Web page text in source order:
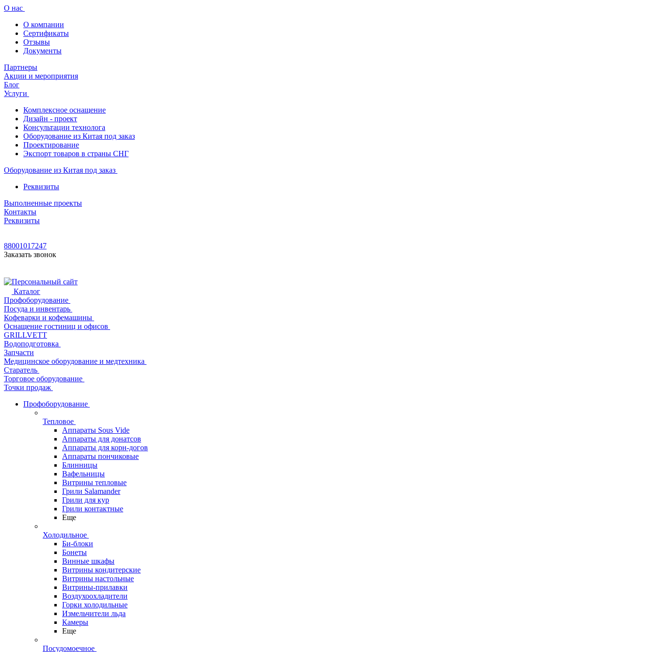
О нас
О компании
Сертификаты
Отзывы
Документы
Партнеры
Акции и мероприятия
Блог
Услуги
Комплексное оснащение
Дизайн - проект
Консультации технолога
Оборудование из Китая под заказ
Проектирование
Экспорт товаров в страны СНГ
Оборудование из Китая под заказ
Реквизиты
Выполненные проекты
Контакты
Реквизиты
88001017247
Заказать звонок
Каталог
Профоборудование
Посуда и инвентарь
Кофеварки и кофемашины
Оснащение гостиниц и офисов
GRILLVETT
Водоподготовка
Запчасти
Медицинское оборудование и медтехника
Старатель
Торговое оборудование
Точки продаж
Профоборудование
Тепловое
Аппараты Sous Vide
Аппараты для донатсов
Аппараты для корн-догов
Аппараты пончиковые
Блинницы
Вафельницы
Витрины тепловые
Грили Salamander
Грили для кур
Грили контактные
Еще
Холодильное
Би-блоки
Бонеты
Винные шкафы
Витрины кондитерские
Витрины настольные
Витрины-прилавки
Воздухоохладители
Горки холодильные
Измельчители льда
Камеры
Еще
Посудомоечное